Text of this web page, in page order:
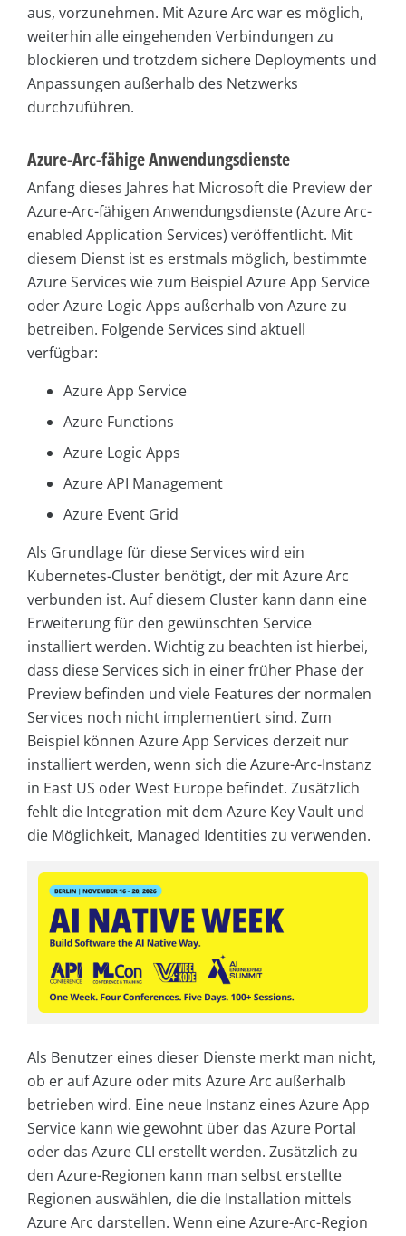
aus, vorzunehmen. Mit Azure Arc war es möglich,
weiterhin alle eingehenden Verbindungen zu
blockieren und trotzdem sichere Deployments und
Anpassungen außerhalb des Netzwerks
durchzuführen.
Azure-Arc-fähige Anwendungsdienste
Anfang dieses Jahres hat Microsoft die Preview der
Azure-Arc-fähigen Anwendungsdienste (Azure Arc-
enabled Application Services) veröffentlicht. Mit
diesem Dienst ist es erstmals möglich, bestimmte
Azure Services wie zum Beispiel Azure App Service
oder Azure Logic Apps außerhalb von Azure zu
betreiben. Folgende Services sind aktuell
verfügbar:
Azure App Service
Azure Functions
Azure Logic Apps
Azure API Management
Azure Event Grid
Als Grundlage für diese Services wird ein
Kubernetes-Cluster benötigt, der mit Azure Arc
verbunden ist. Auf diesem Cluster kann dann eine
Erweiterung für den gewünschten Service
installiert werden. Wichtig zu beachten ist hierbei,
dass diese Services sich in einer früher Phase der
Preview befinden und viele Features der normalen
Services noch nicht implementiert sind. Zum
Beispiel können Azure App Services derzeit nur
installiert werden, wenn sich die Azure-Arc-Instanz
in East US oder West Europe befindet. Zusätzlich
fehlt die Integration mit dem Azure Key Vault und
die Möglichkeit, Managed Identities zu verwenden.
Als Benutzer eines dieser Dienste merkt man nicht,
ob er auf Azure oder mits Azure Arc außerhalb
betrieben wird. Eine neue Instanz eines Azure App
Service kann wie gewohnt über das Azure Portal
oder das Azure CLI erstellt werden. Zusätzlich zu
den Azure-Regionen kann man selbst erstellte
Regionen auswählen, die die Installation mittels
Azure Arc darstellen. Wenn eine Azure-Arc-Region